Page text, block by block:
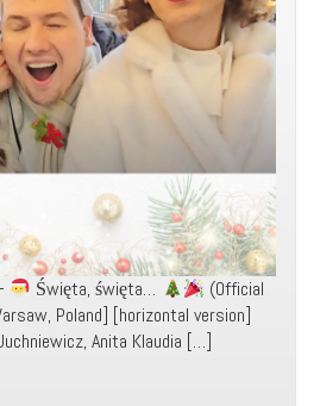
Święta, święta…
(Official
Poland] [horizontal version]
Anita Klaudia […]